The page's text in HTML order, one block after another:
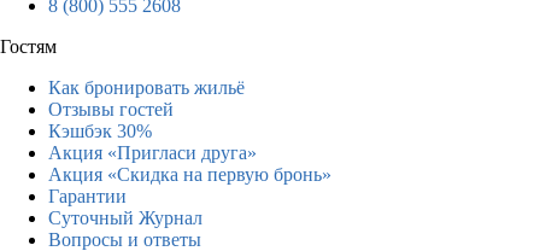
8 (800) 555 2608
Гостям
Как бронировать жильё
Отзывы гостей
Кэшбэк 30%
Акция «Пригласи друга»
Акция «Скидка на первую бронь»
Гарантии
Суточный Журнал
Вопросы и ответы